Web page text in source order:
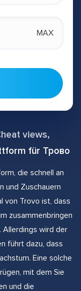
MAX
views,
für Трово
die schnell an
und Zuschauern
von Trovo ist, dass
zusammenbringen
Allerdings wird der
führt dazu, dass
Eine solche
mit dem Sie
und die